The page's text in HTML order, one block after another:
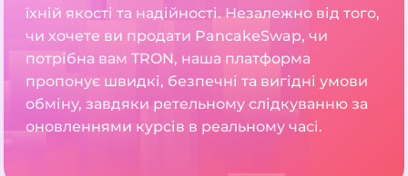
їхній якості та надійності. Незалежно від того,
чи хочете ви продати PancakeSwap, чи
потрібна вам TRON, наша платформа
пропонує швидкі, безпечні та вигідні умови
обміну, завдяки ретельному слідкуванню за
оновленнями курсів в реальному часі.